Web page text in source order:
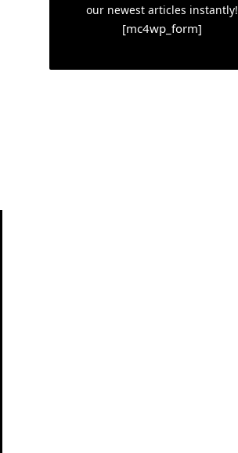
our newest articles instantly!
[mc4wp_form]